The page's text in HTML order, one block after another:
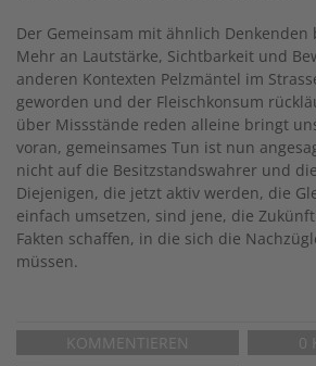
Der Gemeinsam mit ähnlich
Mehr an Lautstärke, Sichtbarkeit und
anderen Kontexten Pelzmäntel im
geworden und der Fleischkonsum
über Missstände reden alleine bringt
voran, gemeinsames Tun ist nun
nicht auf die Besitzstandswahrer und
Diejenigen, die jetzt aktiv werden, die
einfach umsetzen, sind jene, die
Fakten schaffen, in die sich die
müssen.
KOMMENTIEREN
0